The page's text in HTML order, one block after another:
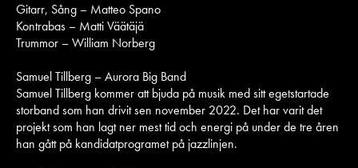
Gitarr, Sång – Matteo Spano
Kontrabas – Matti Väätäjä
Trummor – William Norberg
Samuel Tillberg – Aurora Big Band
Samuel Tillberg kommer att bjuda på musik med sitt egetstartade
storband som han drivit sen november 2022. Det har varit det
projekt som han lagt ner mest tid och energi på under de tre åren
han gått på kandidatprogramet på jazzlinjen.